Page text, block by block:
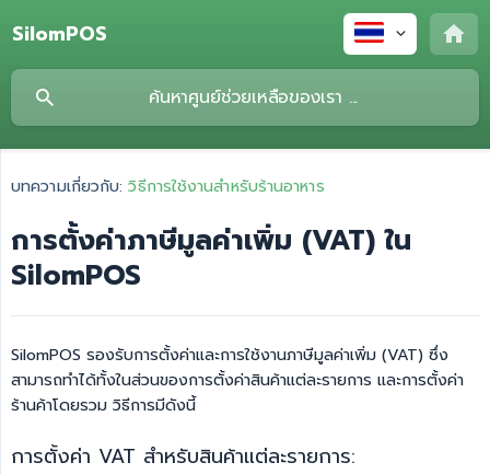
SilomPOS
บทความเกี่ยวกับ: วิธีการใช้งานสำหรับร้านอาหาร
การตั้งค่าภาษีมูลค่าเพิ่ม (VAT) ใน
SilomPOS
SilomPOS รองรับการตั้งค่าและการใช้งานภาษีมูลค่าเพิ่ม (VAT) ซึ่ง
สามารถทำได้ทั้งในส่วนของการตั้งค่าสินค้าแต่ละรายการ และการตั้งค่า
ร้านค้าโดยรวม วิธีการมีดังนี้
การตั้งค่า VAT สำหรับสินค้าแต่ละรายการ: